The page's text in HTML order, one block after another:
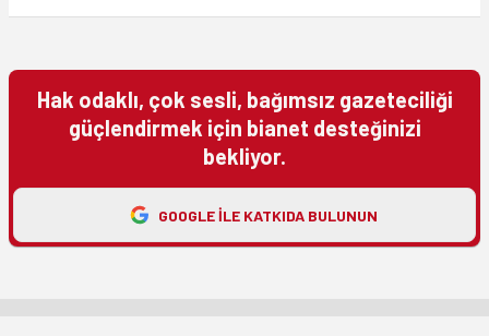
Hak odaklı, çok sesli, bağımsız gazeteciliği
güçlendirmek için bianet desteğinizi
bekliyor.
GOOGLE ILE KATKIDA BULUNUN